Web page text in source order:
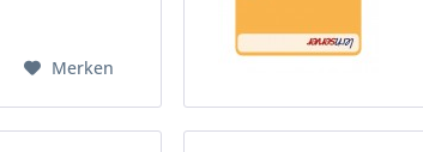
Vier
Merken